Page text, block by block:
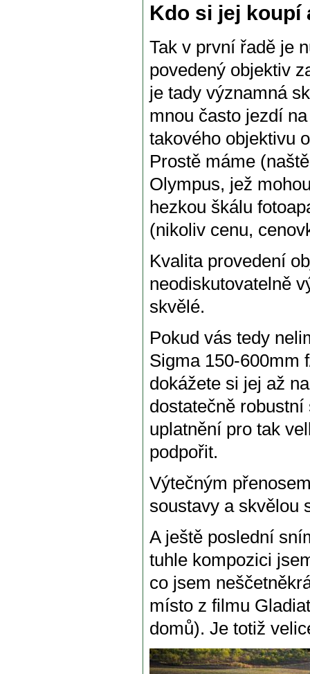
Kdo si jej koupí
Tak v první řadě je
povedený objektiv
je tady významná
mnou často jezdí
takového objektivu
Prostě máme
Olympus, jež
hezkou škálu
(nikoliv cenu,
Kvalita provedení
neodiskutovatelně
skvělé.
Pokud vás tedy
Sigma 150-600mm
dokážete si jej až
dostatečně
uplatnění pro tak
podpořit.
Výtečným
soustavy a skvělou
A ještě poslední
tuhle kompozici
co jsem
místo z filmu
domů). Je totiž